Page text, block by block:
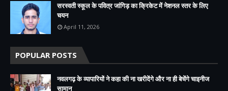
सरस्वती स्कूल के पवित्र जांगिड़ का क्रिकेट में नेशनल स्तर के लिए
चयन
April 11, 2026
POPULAR POSTS
नवलगढ़ के व्यापारियों ने कहा की ना खरीदेंगे और ना ही बेचेंगे चाइनीज
सामान